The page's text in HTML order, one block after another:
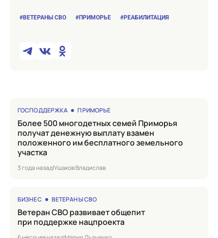
#ВЕТЕРАНЫ СВО #ПРИМОРЬЕ #РЕАБИЛИТАЦИЯ
ГОСПОДДЕРЖКА ПРИМОРЬЕ
Более 500 многодетных семей Приморья
получат денежную выплату взамен
положенного им бесплатного земельного
участка
3 года назад|Ушаков Владислав
БИЗНЕС ВЕТЕРАНЫ СВО
Ветеран СВО развивает общепит
при поддержке нацпроекта